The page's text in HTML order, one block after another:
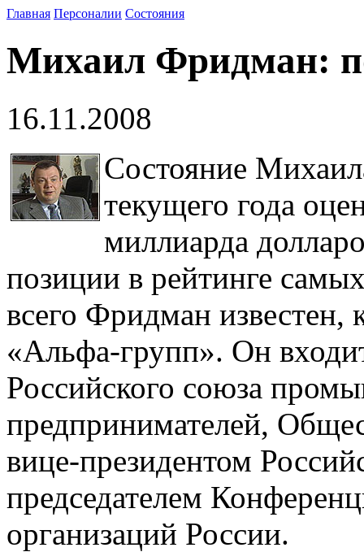
Главная Персоналии Состояния
Михаил Фридман:
16.11.2008
Состояние
текущего года
миллиарда
позиции в рейтинге
всего Фридман известен,
«Альфа-групп». Он
Российского союза
предпринимателей,
вице-президентом
председателем
организаций России.